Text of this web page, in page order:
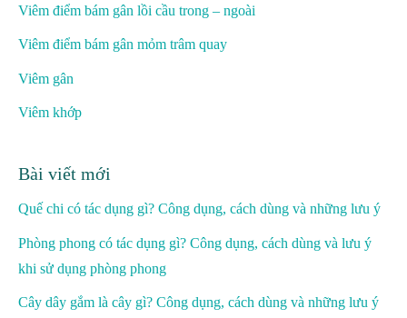
Viêm điểm bám gân lồi cầu trong – ngoài
Viêm điểm bám gân mỏm trâm quay
Viêm gân
Viêm khớp
Bài viết mới
Quế chi có tác dụng gì? Công dụng, cách dùng và những lưu ý
Phòng phong có tác dụng gì? Công dụng, cách dùng và lưu ý
khi sử dụng phòng phong
Cây dây gắm là cây gì? Công dụng, cách dùng và những lưu ý